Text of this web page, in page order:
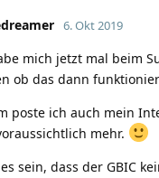
6. Okt 2019
mich jetzt mal beim
ob das dann
poste ich auch mein
mehr.
sein, dass der GBIC